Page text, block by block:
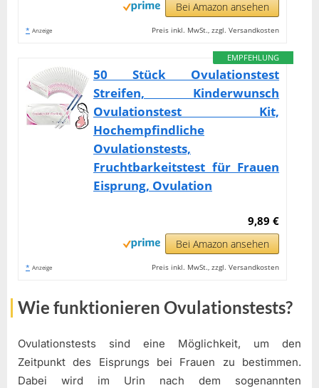
Bei Amazon ansehen
* Anzeige Preis inkl. MwSt., zzgl. Versandkosten
EMPFEHLUNG
50 Stück Ovulationstest
Streifen, Kinderwunsch
Ovulationstest Kit,
Hochempfindliche
Ovulationstests,
Fruchtbarkeitstest für Frauen
Eisprung, Ovulation
9,89 €
Bei Amazon ansehen
* Anzeige Preis inkl. MwSt., zzgl. Versandkosten
Wie funktionieren Ovulationstests?
Ovulationstests sind eine Möglichkeit, um den
Zeitpunkt des Eisprungs bei Frauen zu bestimmen.
Dabei wird im Urin nach dem sogenannten